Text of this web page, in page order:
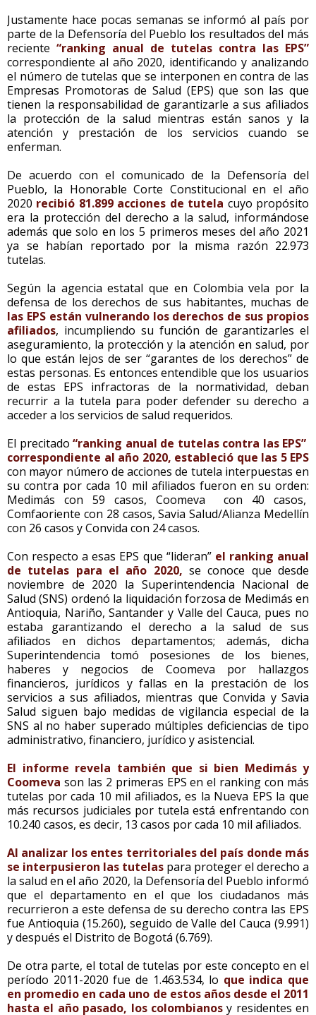
Justamente hace pocas semanas se informó al país por
parte de la Defensoría del Pueblo los resultados del más
reciente “ranking anual de tutelas contra las EPS”
correspondiente al año 2020, identificando y analizando
el número de tutelas que se interponen en contra de las
Empresas Promotoras de Salud (EPS) que son las que
tienen la responsabilidad de garantizarle a sus afiliados
la protección de la salud mientras están sanos y la
atención y prestación de los servicios cuando se
enferman.
De acuerdo con el comunicado de la Defensoría del
Pueblo, la Honorable Corte Constitucional en el año
2020 recibió 81.899 acciones de tutela cuyo propósito
era la protección del derecho a la salud, informándose
además que solo en los 5 primeros meses del año 2021
ya se habían reportado por la misma razón 22.973
tutelas.
Según la agencia estatal que en Colombia vela por la
defensa de los derechos de sus habitantes, muchas de
las EPS están vulnerando los derechos de sus propios
afiliados, incumpliendo su función de garantizarles el
aseguramiento, la protección y la atención en salud, por
lo que están lejos de ser “garantes de los derechos” de
estas personas. Es entonces entendible que los usuarios
de estas EPS infractoras de la normatividad, deban
recurrir a la tutela para poder defender su derecho a
acceder a los servicios de salud requeridos.
El precitado “ranking anual de tutelas contra las EPS”
correspondiente al año 2020, estableció que las 5 EPS
con mayor número de acciones de tutela interpuestas en
su contra por cada 10 mil afiliados fueron en su orden:
Medimás con 59 casos, Coomeva con 40 casos,
Comfaoriente con 28 casos, Savia Salud/Alianza Medellín
con 26 casos y Convida con 24 casos.
Con respecto a esas EPS que “lideran”el ranking anual
de tutelas para el año 2020, se conoce que desde
noviembre de 2020 la Superintendencia Nacional de
Salud (SNS) ordenó la liquidación forzosa de Medimás en
Antioquia, Nariño, Santander y Valle del Cauca, pues no
estaba garantizando el derecho a la salud de sus
afiliados en dichos departamentos; además, dicha
Superintendencia tomó posesiones de los bienes,
haberes y negocios de Coomeva por hallazgos
financieros, jurídicos y fallas en la prestación de los
servicios a sus afiliados, mientras que Convida y Savia
Salud siguen bajo medidas de vigilancia especial de la
SNS al no haber superado múltiples deficiencias de tipo
administrativo, financiero, jurídico y asistencial.
El informe revela también que si bien Medimás y
Coomeva son las 2 primeras EPS en el ranking con más
tutelas por cada 10 mil afiliados, es la Nueva EPS la que
más recursos judiciales por tutela está enfrentando con
10.240 casos, es decir, 13 casos por cada 10 mil afiliados.
Al analizar los entes territoriales del país donde más
se interpusieron las tutelas para proteger el derecho a
la salud en el año 2020, la Defensoría del Pueblo informó
que el departamento en el que los ciudadanos más
recurrieron a este defensa de su derecho contra las EPS
fue Antioquia (15.260), seguido de Valle del Cauca (9.991)
y después el Distrito de Bogotá (6.769).
De otra parte, el total de tutelas por este concepto en el
período 2011-2020 fue de 1.463.534, lo que indica que
en promedio en cada uno de estos años desde el 2011
hasta el año pasado, los colombianosy residentes en